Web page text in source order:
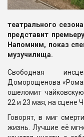
театрального
представит
Напомним, показ
музучилища.
Свободная
Доморощенова
ошеломит
22 и 23 мая, на сцене
Говорят, в миг
жизнь. Лучшие её